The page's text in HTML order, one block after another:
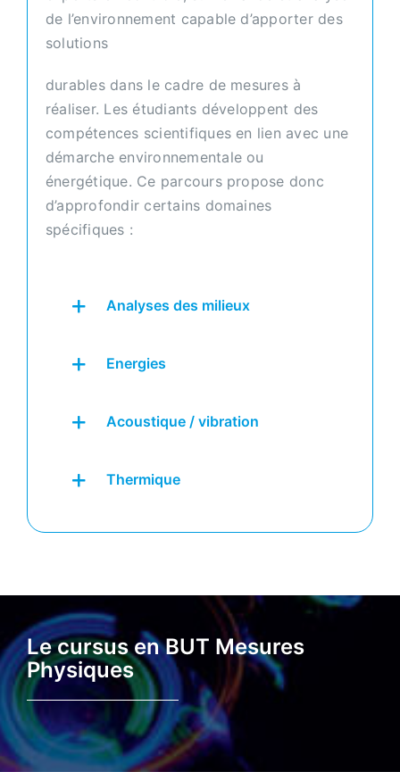
de l’environnement capable d’apporter des
solutions
durables dans le cadre de mesures à
réaliser. Les étudiants développent des
compétences scientifiques en lien avec une
démarche environnementale ou
énergétique. Ce parcours propose donc
d’approfondir certains domaines
spécifiques :
Analyses des milieux
Energies
Acoustique / vibration
Thermique
Le cursus en BUT Mesures
Physiques